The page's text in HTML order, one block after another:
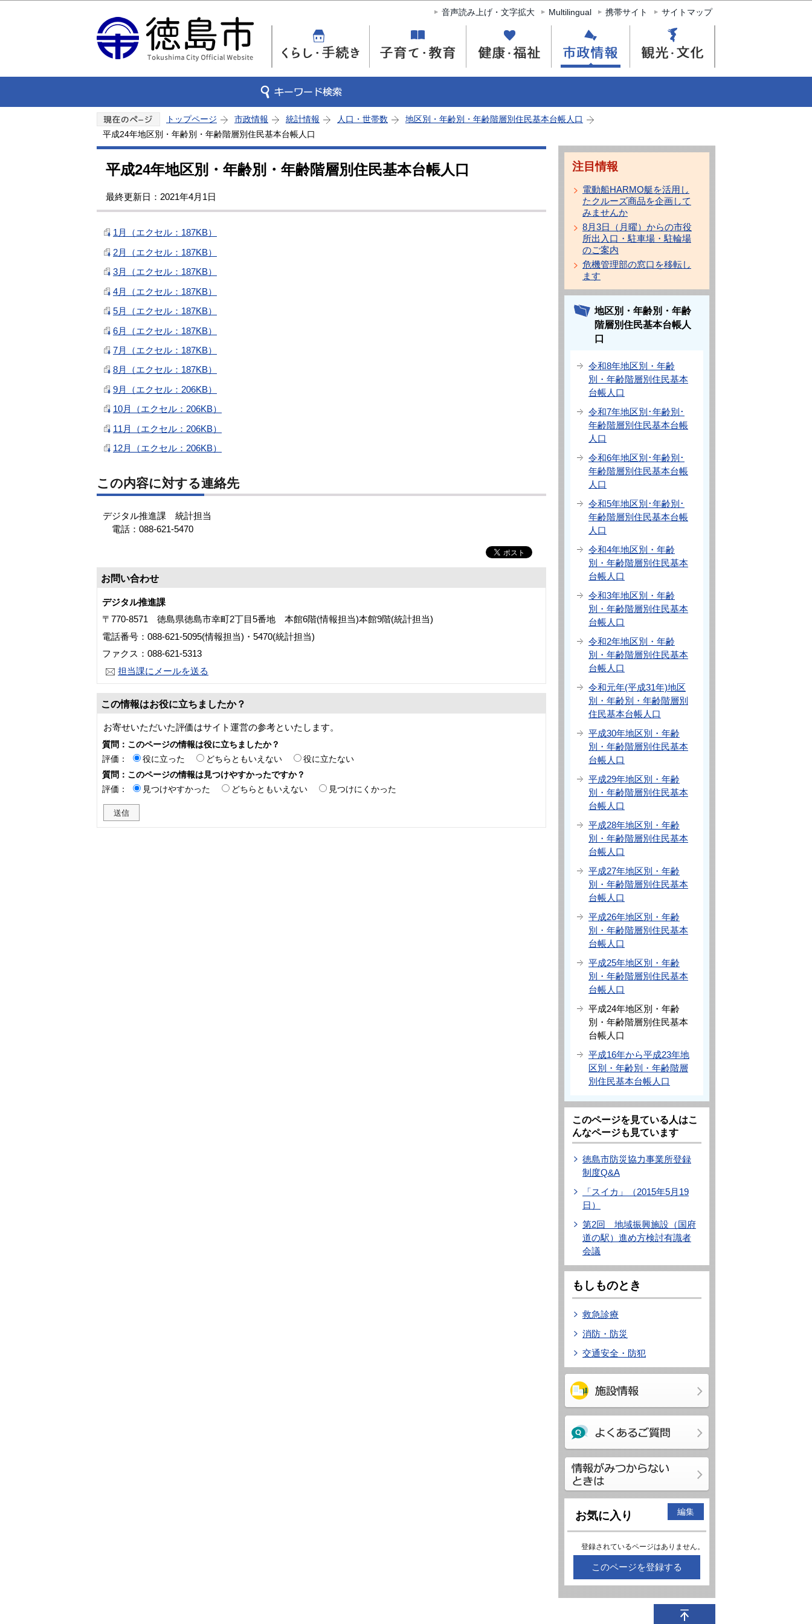
このページの本文へ移動
音声読み上げ・文字拡大 Multilingual 携帯サイト サイトマップ
トップページ 市政情報 統計情報 人口・世帯数
地区別・年齢別・年齢階層別住民基本台帳人口
平成24年地区別・年齢別・年齢階層別住民基本台帳人口
平成24年地区別・年齢別・年齢階層別住民基本台帳人口
最終更新日：2021年4月1日
1月（エクセル：187KB）
2月（エクセル：187KB）
3月（エクセル：187KB）
4月（エクセル：187KB）
5月（エクセル：187KB）
6月（エクセル：187KB）
7月（エクセル：187KB）
8月（エクセル：187KB）
9月（エクセル：206KB）
10月（エクセル：206KB）
11月（エクセル：206KB）
12月（エクセル：206KB）
この内容に対する連絡先
デジタル推進課 統計担当
電話：088-621-5470
お問い合わせ
デジタル推進課
〒770-8571 徳島県徳島市幸町2丁目5番地 本館6階(情報担当)本館9階(統計担当)
電話番号：088-621-5095(情報担当)・5470(統計担当)
ファクス：088-621-5313
担当課にメールを送る
この情報はお役に立ちましたか？
お寄せいただいた評価はサイト運営の参考といたします。
質問：このページの情報は役に立ちましたか？
評価：
役に立った どちらともいえない
役に立たない
質問：このページの情報は見つけやすかったですか？
評価：
見つけやすかった どちらともいえない 見つけにくかった
注目情報
電動船HARMO艇を活用し
たクルーズ商品を企画して
みませんか
8月3日（月曜）からの市役
所出入口・駐車場・駐輪場
のご案内
危機管理部の窓口を移転し
ます
地区別・年齢別・年齢
階層別住民基本台帳人
口
令和8年地区別・年齢
別・年齢階層別住民基本
台帳人口
令和7年地区別･年齢別･
年齢階層別住民基本台帳
人口
令和6年地区別･年齢別･
年齢階層別住民基本台帳
人口
令和5年地区別･年齢別･
年齢階層別住民基本台帳
人口
令和4年地区別・年齢
別・年齢階層別住民基本
台帳人口
令和3年地区別・年齢
別・年齢階層別住民基本
台帳人口
令和2年地区別・年齢
別・年齢階層別住民基本
台帳人口
令和元年(平成31年)地区
別・年齢別・年齢階層別
住民基本台帳人口
平成30年地区別・年齢
別・年齢階層別住民基本
台帳人口
平成29年地区別・年齢
別・年齢階層別住民基本
台帳人口
平成28年地区別・年齢
別・年齢階層別住民基本
台帳人口
平成27年地区別・年齢
別・年齢階層別住民基本
台帳人口
平成26年地区別・年齢
別・年齢階層別住民基本
台帳人口
平成25年地区別・年齢
別・年齢階層別住民基本
台帳人口
平成24年地区別・年齢
別・年齢階層別住民基本
台帳人口
平成16年から平成23年地
区別・年齢別・年齢階層
別住民基本台帳人口
このページを見ている人はこ
んなページも見ています
徳島市防災協力事業所登録
制度Q&A
「スイカ」（2015年5月19
日）
第2回 地域振興施設（国府
道の駅）進め方検討有識者
会議
もしものとき
救急診療
消防・防災
交通安全・防犯
お気に入り 編集
登録されているページはありません。
このページを登録する